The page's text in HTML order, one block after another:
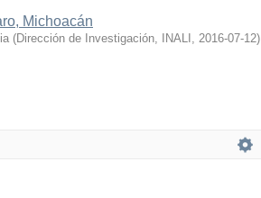
Michoacán
(Dirección de Investigación, INALI , 2016-07-12)